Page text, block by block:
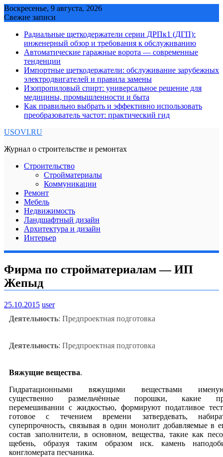
Skip
to
Воскресенье, 9 августа, 2026
Свежие записи
Радиальные щеткодержатели серии ДРПк1 (ДГП):
инженерный обзор и требования к обслуживанию
Автоматические гаражные ворота — современные
тенденции
Импортные щеткодержатели: обслуживание зарубежных
электродвигателей и правила замены
Изопропиловый спирт: универсальное решение для
медицины, промышленности и быта
Как правильно выбрать и эффективно использовать
преобразователь частот: практический гид
USOVI.RU
Журнал о строительстве и ремонтах
Строительство
Стройматериалы
Коммуникации
Ремонт
Мебель
Недвижимость
Ландшафтный дизайн
Архитектура и дизайн
Интерьер
Фирма по стройматериалам — ИП
Жепыд
25.10.2015 user
Деятельность: Предпроектная подготовка
Деятельность: Предпроектная подготовка
Вяжущие вещества.
Гидратационными вяжущими веществами
существенно размельчённые порошки, какие
перемешивании с жидкостью, формируют податливое
готовое с течением времени затвердевать,
суперпрочность, связывая в один монолит добавляемые в
состав заполнители, в основном, вещества, такие как
щебень, образуя таким образом иск. камень
конгломерата песчаника.